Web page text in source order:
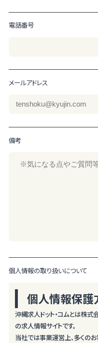
電話番号
メールアドレス
備考
個人情報の取り扱いについて
個人情報保護
沖縄求人ドット・コムとは株
の求人情報サイトです。
当社では事業運営上、多くの